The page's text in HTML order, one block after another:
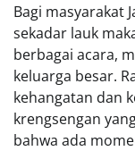
Bagi masyarakat
sekadar lauk
berbagai acara,
keluarga besar.
kehangatan dan
krengsengan
bahwa ada